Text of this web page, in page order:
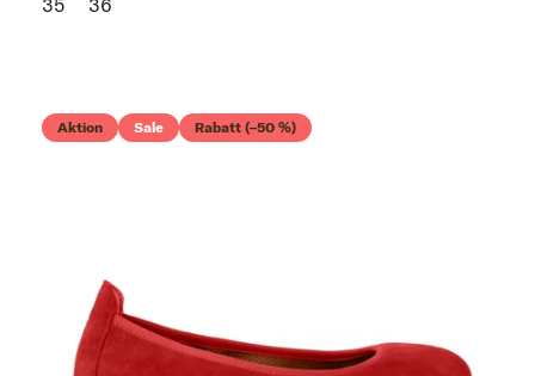
35 36
Aktion Sale Rabatt (–50 %)